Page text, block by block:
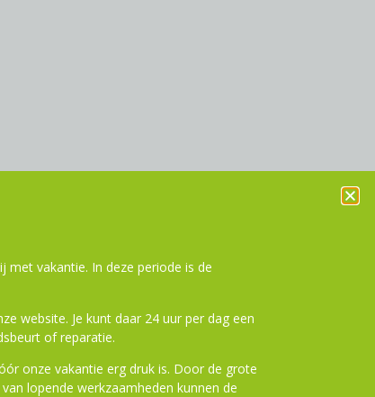
met vakantie. In deze periode is de
website. Je kunt daar 24 uur per dag een
of reparatie.
onze vakantie erg druk is. Door de grote
lopende werkzaamheden kunnen de